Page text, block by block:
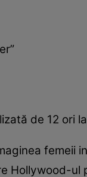
de 12 ori
Hollywood-